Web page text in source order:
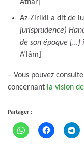
Athar]
Az-Zirikli a dit de
jurisprudence)
de son époque […]
A’lâm]
– Vous pouvez
concernant la vision
Partager :